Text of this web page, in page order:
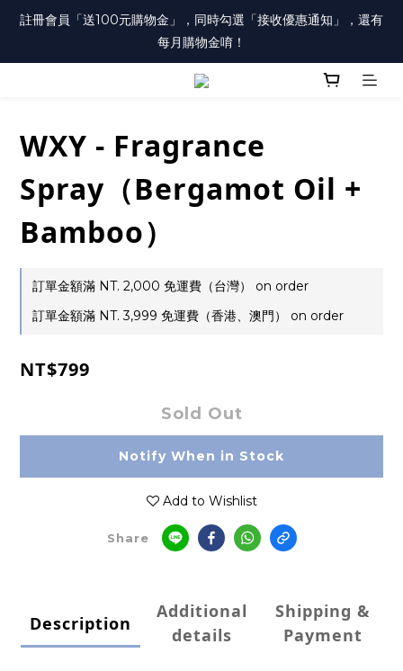
註冊會員「送100元購物金」，同時勾選「接收優惠通知」，還有
每月購物金唷！
註冊會員「送100元購物金」，同時勾選「接收優惠通知」，還有
每月購物金唷！
已註冊之會員，在會員中心勾選「訂閱電郵」，才會收到每月購物
註冊會員「送100元購物金」，同時勾選「接收優惠通知」，還有
每月購物金唷！
WXY - Fragrance
Spray（Bergamot Oil +
Bamboo）
訂單金額滿 NT. 2,000 免運費（台灣） on order
訂單金額滿 NT. 3,999 免運費（香港、澳門） on order
NT$799
Sold Out
Notify When in Stock
Add to Wishlist
Share
Description
Additional
details
Shipping &
Payment